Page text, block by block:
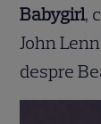
Babygirl,
John
despre